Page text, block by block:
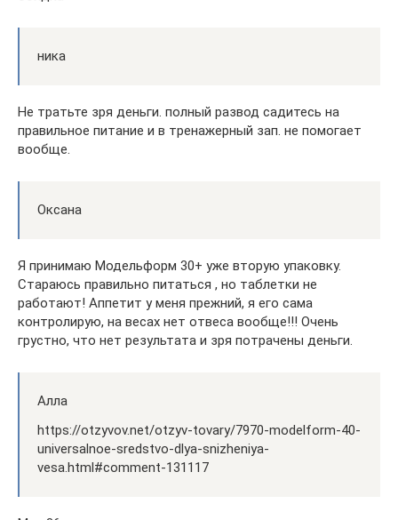
ника
Не тратьте зря деньги. полный развод садитесь на
правильное питание и в тренажерный зап. не помогает
вообще.
Оксана
Я принимаю Модельформ 30+ уже вторую упаковку.
Стараюсь правильно питаться , но таблетки не
работают! Аппетит у меня прежний, я его сама
контролирую, на весах нет отвеса вообще!!! Очень
грустно, что нет результата и зря потрачены деньги.
Алла
https://otzyvov.net/otzyv-tovary/7970-modelform-40-
universalnoe-sredstvo-dlya-snizheniya-
vesa.html#comment-131117